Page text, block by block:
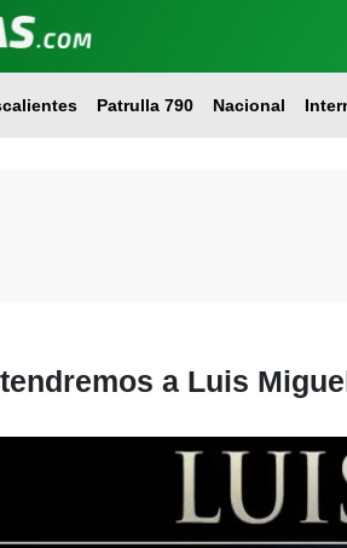
Patrulla 790 Nacional
a Luis